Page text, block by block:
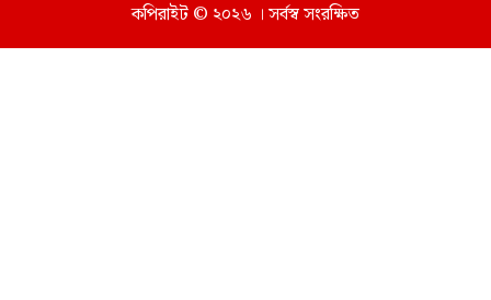
কপিরাইট © ২০২৬ । সর্বস্ব সংরক্ষিত